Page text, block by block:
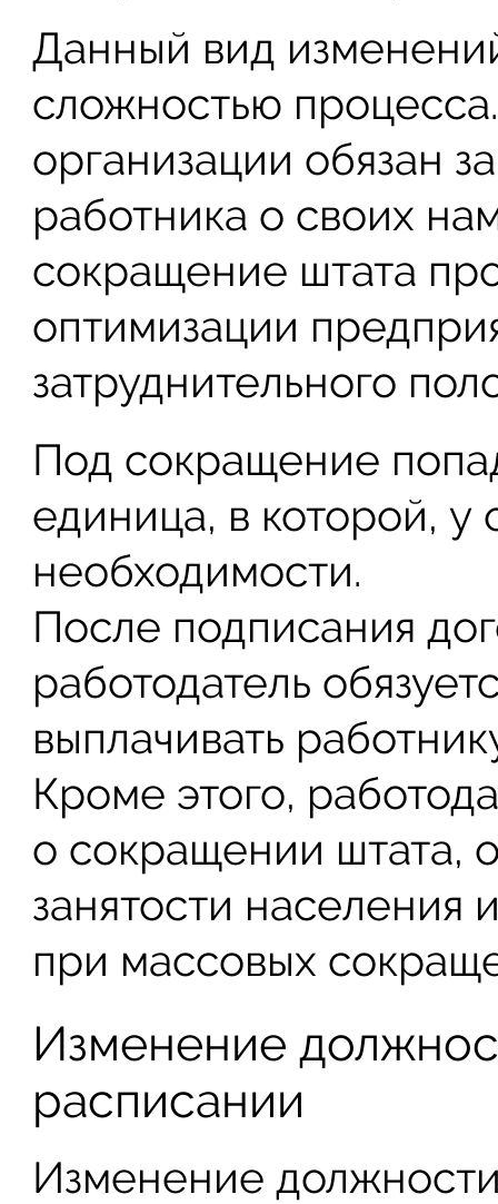
Данный вид
сложностью
организации обязан
работника о своих
сокращение штата
оптимизации
затруднительного
Под сокращение
единица, в которой, у
необходимости.
После подписания
работодатель
выплачивать
Кроме этого,
о сокращении штата,
занятости населения
при массовых
Изменение
расписании
Изменение